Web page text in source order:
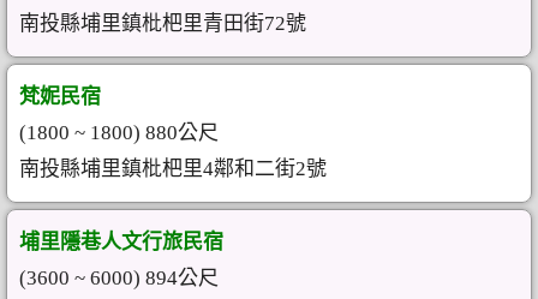
南投縣埔里鎮枇杷里青田街72號
梵妮民宿
(1800 ~ 1800) 880公尺
南投縣埔里鎮枇杷里4鄰和二街2號
埔里隱巷人文行旅民宿
(3600 ~ 6000) 894公尺